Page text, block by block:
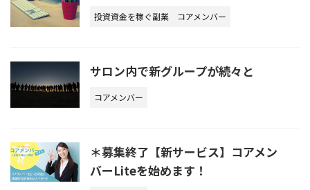
投資資金を稼ぐ副業 コアメンバー
サロン内で新グループが続々と
コアメンバー
＊募集終了【新サービス】コアメン
バーLiteを始めます！